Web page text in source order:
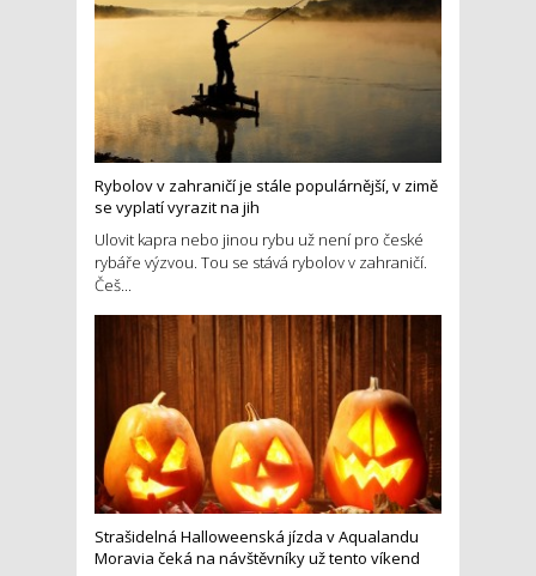
Rybolov v zahraničí je stále populárnější, v zimě
se vyplatí vyrazit na jih
Ulovit kapra nebo jinou rybu už není pro české
rybáře výzvou. Tou se stává rybolov v zahraničí.
Češ...
Strašidelná Halloweenská jízda v Aqualandu
Moravia čeká na návštěvníky už tento víkend